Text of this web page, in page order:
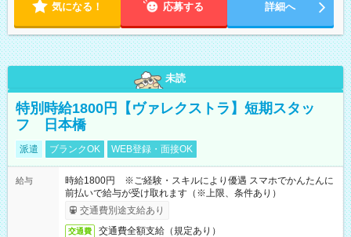
気になる！ 応募する 詳細へ
未読
特別時給1800円【ヴァレクストラ】短期スタッ
フ 日本橋
派遣 ブランクOK WEB登録・面接OK
給与
時給1800円 ※ご経験・スキルにより優遇 スマホでかんたんに
前払いで給与が受け取れます（※上限、条件あり）
交通費別途支給あり
交通費 交通費全額支給（規定あり）